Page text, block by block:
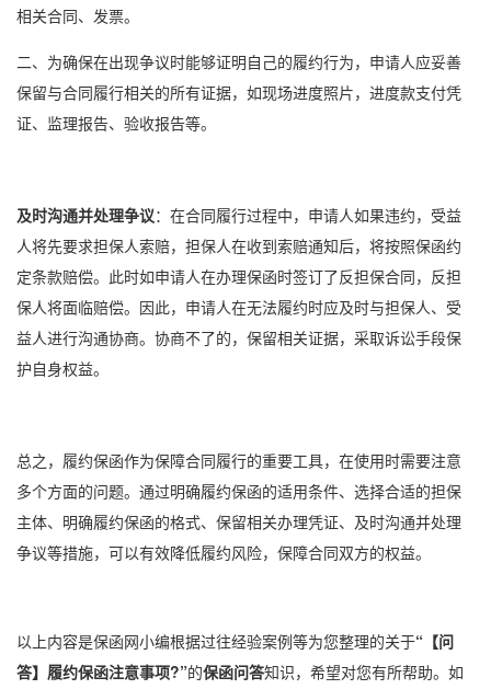
相关合同、发票。
二、为确保在出现争议时能够证明自己的履约行为，申请人应妥善
保留与合同履行相关的所有证据，如现场进度照片，进度款支付凭
证、监理报告、验收报告等。
及时沟通并处理争议：在合同履行过程中，申请人如果违约，受益
人将先要求担保人索赔，担保人在收到索赔通知后，将按照保函约
定条款赔偿。此时如申请人在办理保函时签订了反担保合同，反担
保人将面临赔偿。因此，申请人在无法履约时应及时与担保人、受
益人进行沟通协商。协商不了的，保留相关证据，采取诉讼手段保
护自身权益。
总之，履约保函作为保障合同履行的重要工具，在使用时需要注意
多个方面的问题。通过明确履约保函的适用条件、选择合适的担保
主体、明确履约保函的格式、保留相关办理凭证、及时沟通并处理
争议等措施，可以有效降低履约风险，保障合同双方的权益。
以上内容是保函网小编根据过往经验案例等为您整理的关于“【问
答】履约保函注意事项?”的保函问答知识，希望对您有所帮助。如